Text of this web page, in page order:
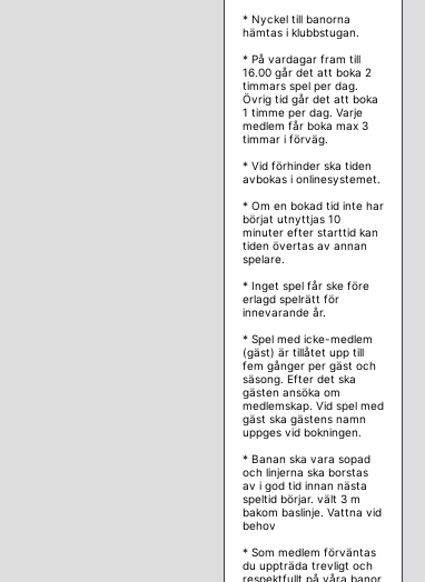
* Nyckel till banorna
hämtas i klubbstugan.
* På vardagar fram till
16.00 går det att boka 2
timmars spel per dag.
Övrig tid går det att boka
1 timme per dag. Varje
medlem får boka max 3
timmar i förväg.
* Vid förhinder ska tiden
avbokas i onlinesystemet.
* Om en bokad tid inte har
börjat utnyttjas 10
minuter efter starttid kan
tiden övertas av annan
spelare.
* Inget spel får ske före
erlagd spelrätt för
innevarande år.
* Spel med icke-medlem
(gäst) är tillåtet upp till
fem gånger per gäst och
säsong. Efter det ska
gästen ansöka om
medlemskap. Vid spel med
gäst ska gästens namn
uppges vid bokningen.
* Banan ska vara sopad
och linjerna ska borstas
av i god tid innan nästa
speltid börjar. vält 3 m
bakom baslinje. Vattna vid
behov
* Som medlem förväntas
du uppträda trevligt och
respektfullt på våra banor.